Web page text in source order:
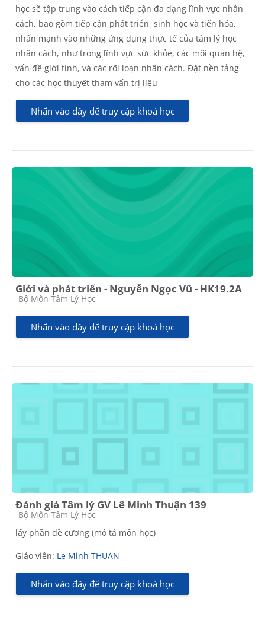
học sẽ tập trung vào cách tiếp cận đa dạng lĩnh vực nhân
cách, bao gồm tiếp cận phát triển, sinh học và tiến hóa,
nhấn mạnh vào những ứng dụng thực tế của tâm lý học
nhân cách, như trong lĩnh vực sức khỏe, các mối quan hệ,
vấn đề giới tính, và các rối loạn nhân cách. Đặt nền tảng
cho các học thuyết tham vấn trị liệu
Nhấn vào đây để truy cập khoá học
Giới và phát triển - Nguyễn Ngọc Vũ - HK19.2A
Các loại khóa học
Bộ Môn Tâm Lý Học
Nhấn vào đây để truy cập khoá học
Đánh giá Tâm lý GV Lê Minh Thuận 139
Các loại khóa học
Bộ Môn Tâm Lý Học
lấy phần đề cương (mô tả môn học)
Giáo viên: Le Minh THUAN
Nhấn vào đây để truy cập khoá học